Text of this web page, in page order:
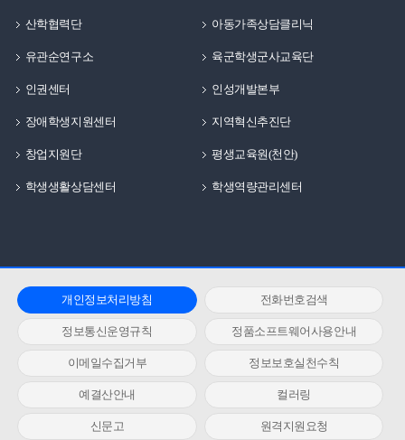
산학협력단 아동가족상담클리닉
유관순연구소 육군학생군사교육단
인권센터 인성개발본부
장애학생지원센터 지역혁신추진단
창업지원단 평생교육원(천안)
학생생활상담센터 학생역량관리센터
개인정보처리방침 전화번호검색
정보통신운영규칙 정품소프트웨어사용안내
이메일수집거부 정보보호실천수칙
예결산안내 컬러링
신문고 원격지원요청